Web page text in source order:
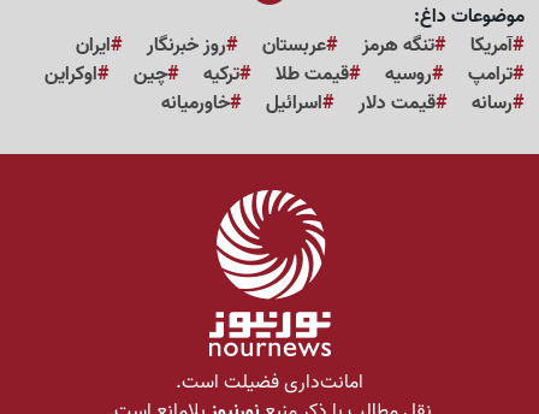
موضوعات داغ:
آمریکا
تنگه هرمز عربستان روز خبرنگار
ایران
ترامپ
روسیه قیمت طلا ترکیه چین
اوکراین
رسانه
قیمت دلار اسرائیل خاورمیانه
امانت‌داری فضیلت است.